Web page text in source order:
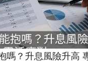
嗎？升息風險升高